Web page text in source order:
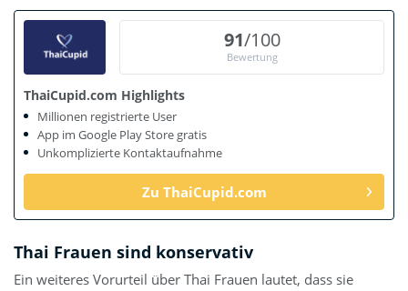
91/100
Bewertung
ThaiCupid.com Highlights
Millionen registrierte User
App im Google Play Store gratis
Unkomplizierte Kontaktaufnahme
Zu ThaiCupid.com
Thai Frauen sind konservativ
Ein weiteres Vorurteil über Thai Frauen lautet, dass sie